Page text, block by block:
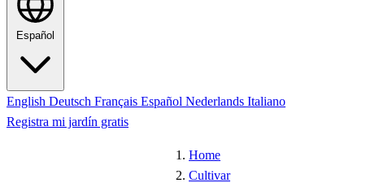
Español
English Deutsch Français Español Nederlands Italiano
Registra mi jardín gratis
Home
Cultivar